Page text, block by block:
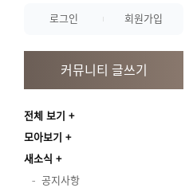
로그인 회원가입
커뮤니티 글쓰기
전체 보기
모아보기
새소식
공지사항